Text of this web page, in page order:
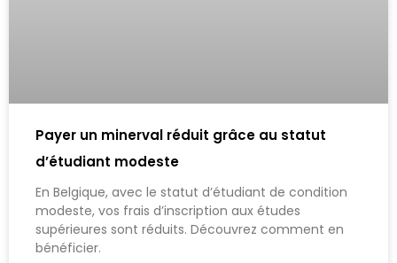
Payer un minerval réduit grâce au statut
d’étudiant modeste
En Belgique, avec le statut d’étudiant de condition
modeste, vos frais d’inscription aux études
supérieures sont réduits. Découvrez comment en
bénéficier.